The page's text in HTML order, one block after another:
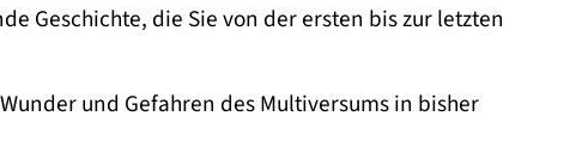
Geschichte, die Sie von der ersten bis zur letzten
und Gefahren des Multiversums in bisher